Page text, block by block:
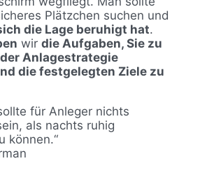
Plätzchen suchen und
die Lage beruhigt hat.
wir die Aufgaben, Sie zu
Anlagestrategie
die festgelegten Ziele zu
für Anleger nichts
als nachts ruhig
können.“